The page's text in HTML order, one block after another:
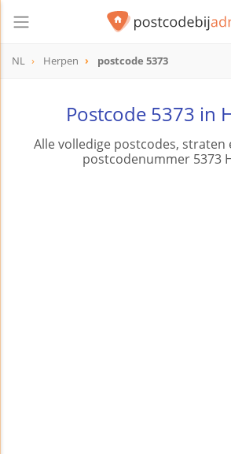
NL Herpen postcode 5373
Postcode 5373 in
Alle volledige postcodes, straten
postcodenummer 5373